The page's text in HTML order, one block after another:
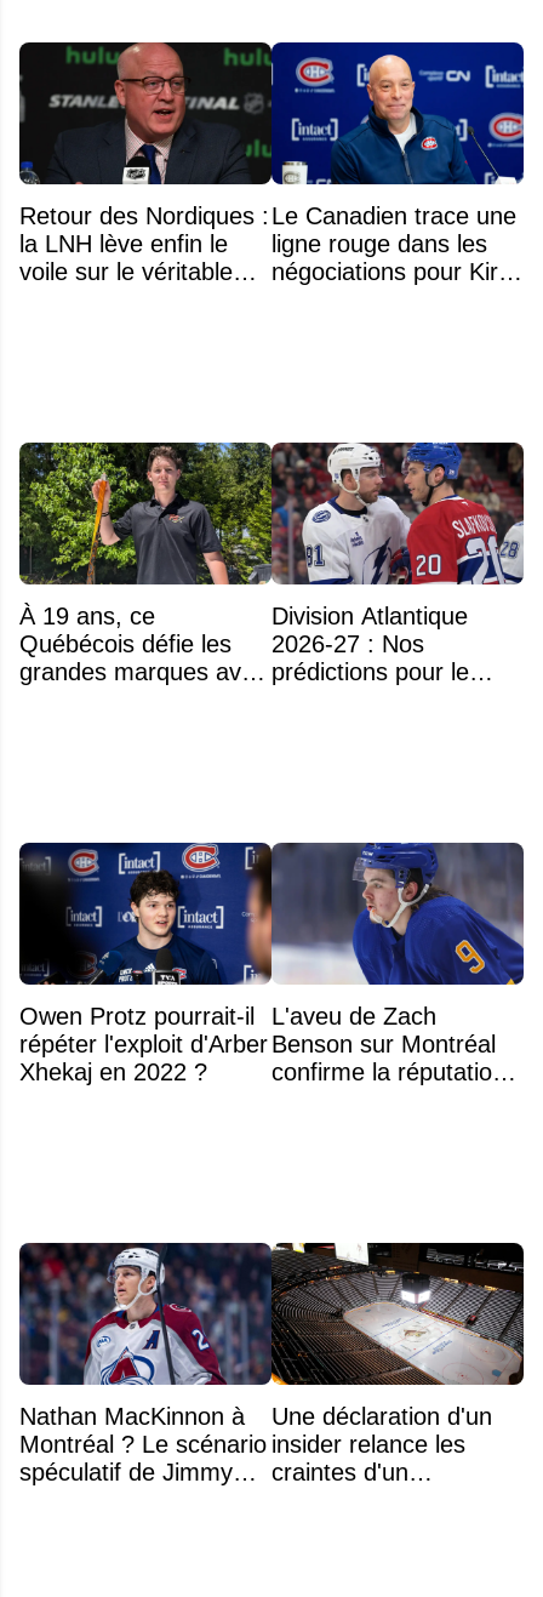
Retour des Nordiques :
la LNH lève enfin le
voile sur le véritable
Le Canadien trace une
ligne rouge dans les
négociations pour Kirill
À 19 ans, ce
Québécois défie les
grandes marques avec
Division Atlantique
2026-27 : Nos
prédictions pour le
Owen Protz pourrait-il
répéter l'exploit d'Arber
Xhekaj en 2022 ?
L'aveu de Zach
Benson sur Montréal
confirme la réputation
Nathan MacKinnon à
Montréal ? Le scénario
spéculatif de Jimmy
Une déclaration d'un
insider relance les
craintes d'un